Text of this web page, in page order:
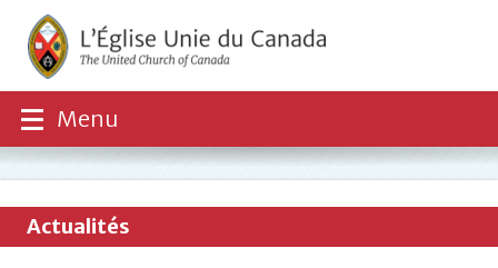
Menu
Actualités